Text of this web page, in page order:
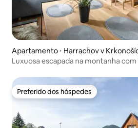
Apartamento ⋅ Harrachov v
Luxuosa escapada na montanha
Preferido dos hóspedes
Preferido dos hóspedes